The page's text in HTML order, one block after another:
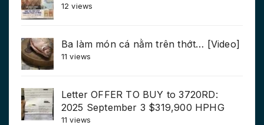
12 views
Ba làm món cá nằm trên thớt… [Video]
11 views
Letter OFFER TO BUY to 3720RD:
2025 September 3 $319,900 HPHG
11 views